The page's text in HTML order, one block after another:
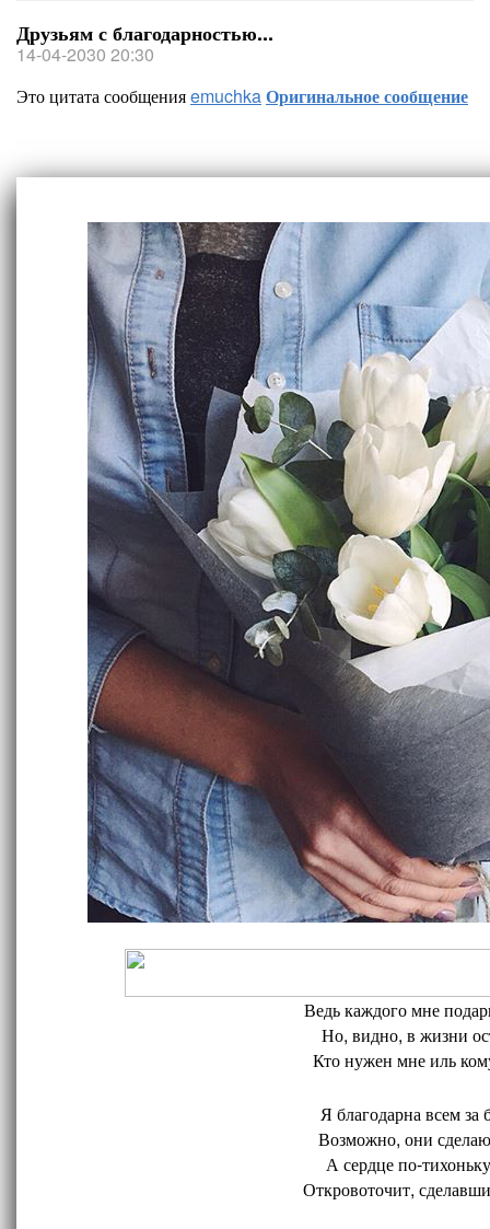
Друзьям с благодарностью...
14-04-2030 20:30
Это цитата сообщенияemuchkaОригинальное сообщение
Ведь каждого мне
Но, видно, в жизни
Кто нужен мне иль
Я благодарна всем за
Возможно, они
А сердце по-
Откровоточит,